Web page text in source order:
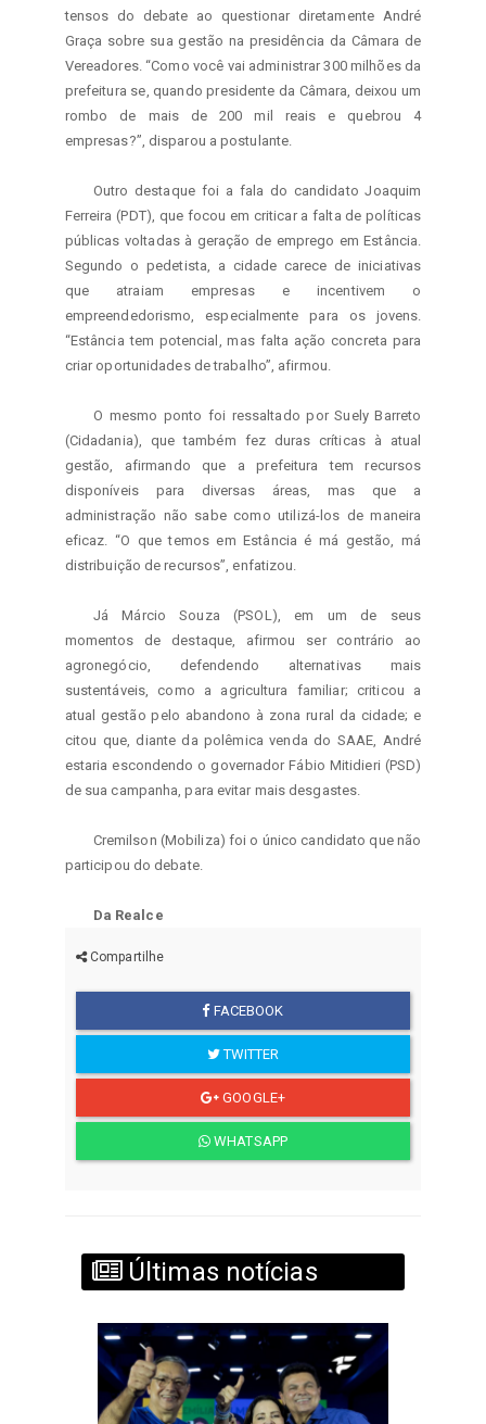
tensos do debate ao questionar diretamente André
Graça sobre sua gestão na presidência da Câmara de
Vereadores. “Como você vai administrar 300 milhões da
prefeitura se, quando presidente da Câmara, deixou um
rombo de mais de 200 mil reais e quebrou 4
empresas?”, disparou a postulante.
Outro destaque foi a fala do candidato Joaquim
Ferreira (PDT), que focou em criticar a falta de políticas
públicas voltadas à geração de emprego em Estância.
Segundo o pedetista, a cidade carece de iniciativas
que atraiam empresas e incentivem o
empreendedorismo, especialmente para os jovens.
“Estância tem potencial, mas falta ação concreta para
criar oportunidades de trabalho”, afirmou.
O mesmo ponto foi ressaltado por Suely Barreto
(Cidadania), que também fez duras críticas à atual
gestão, afirmando que a prefeitura tem recursos
disponíveis para diversas áreas, mas que a
administração não sabe como utilizá-los de maneira
eficaz. “O que temos em Estância é má gestão, má
distribuição de recursos”, enfatizou.
Já Márcio Souza (PSOL), em um de seus
momentos de destaque, afirmou ser contrário ao
agronegócio, defendendo alternativas mais
sustentáveis, como a agricultura familiar; criticou a
atual gestão pelo abandono à zona rural da cidade; e
citou que, diante da polêmica venda do SAAE, André
estaria escondendo o governador Fábio Mitidieri (PSD)
de sua campanha, para evitar mais desgastes.
Cremilson (Mobiliza) foi o único candidato que não
participou do debate.
Da Realce
Compartilhe
FACEBOOK
TWITTER
GOOGLE+
WHATSAPP
Últimas notícias